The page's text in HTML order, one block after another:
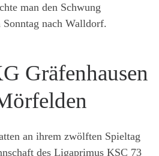
man den Schwung
nach Walldorf.
Gräfenhausen
an ihrem zwölften Spieltag
des Ligaprimus KSC 73